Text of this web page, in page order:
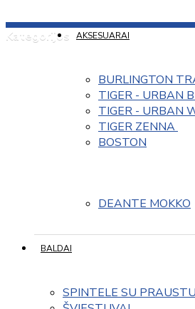
Kategorijos AKSESUARAI
BURLINGTON
TIGER - URBAN
TIGER - URBAN
TIGER ZENNA
BOSTON
DEANTE MOKKO
BALDAI
SPINTELE SU